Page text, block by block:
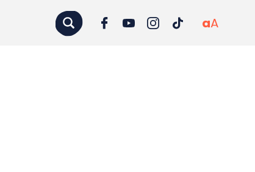
aA